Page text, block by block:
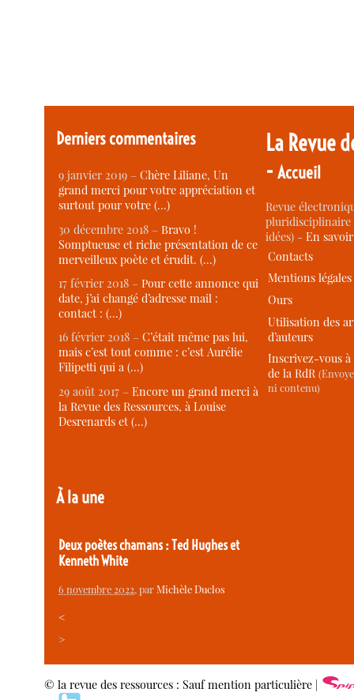
Derniers commentaires
9 janvier 2019 –Chère Liliane, Un
grand merci pour votre appréciation et
surtout pour votre (…)
30 décembre 2018 –Bravo !
Somptueuse et riche présentation de ce
merveilleux poète et érudit. (…)
17 février 2018 –Pour cette annonce qui
date, j’ai changé d’adresse mail :
contact : (…)
16 février 2018 –C’était même pas lui,
mais c’est tout comme : c’est Aurélie
Filipetti qui a (…)
29 août 2017 –Encore un grand merci à
la Revue des Ressources, à Louise
Desrenards et (…)
À la une
Deux poètes chamans : Ted Hughes et
Kenneth White
6 novembre 2022, parMichèle Duclos
<
>
La Revue
-Accueil
Revue
idées) -En
Contacts
Mentions légales
Ours
Utilisation des
d’auteurs
Inscrivez-vous
de la RdR
ni contenu)
© la revue des ressources : Sauf mention particulière |